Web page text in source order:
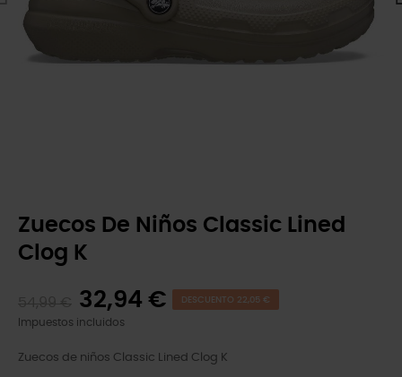
Zuecos De Niños Classic Lined
Clog K
32,94 € DESCUENTO 22,05 €
Impuestos incluidos
Zuecos de niños Classic Lined Clog K